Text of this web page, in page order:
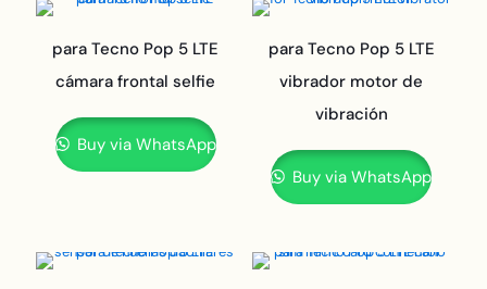
para Tecno Pop 5 LTE
cámara frontal selfie
Buy via WhatsApp
para Tecno Pop 5 LTE
vibrador motor de
vibración
Buy via WhatsApp